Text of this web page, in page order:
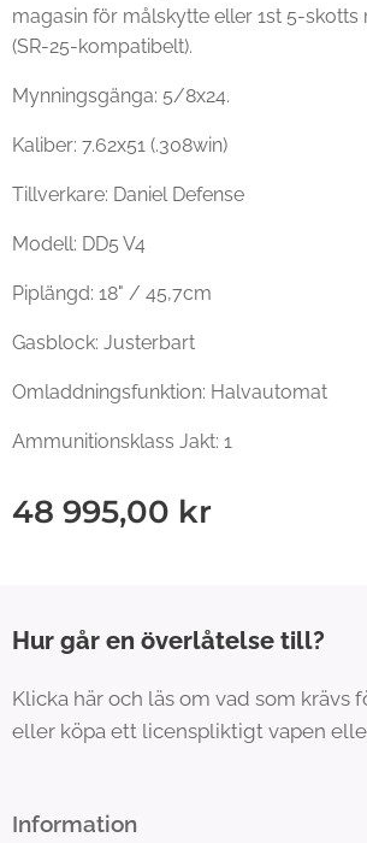
magasin för målskytte eller 1st 5-skotts
(SR-25-kompatibelt).
Mynningsgänga: 5/8x24.
Kaliber: 7.62x51 (.308win)
Tillverkare: Daniel Defense
Modell: DD5 V4
Piplängd: 18" / 45,7cm
Gasblock: Justerbart
Omladdningsfunktion: Halvautomat
Ammunitionsklass Jakt: 1
48 995,00 kr
Hur går en överlåtelse till?
Klicka här och läs om vad som krävs
eller köpa ett licenspliktigt vapen
Information